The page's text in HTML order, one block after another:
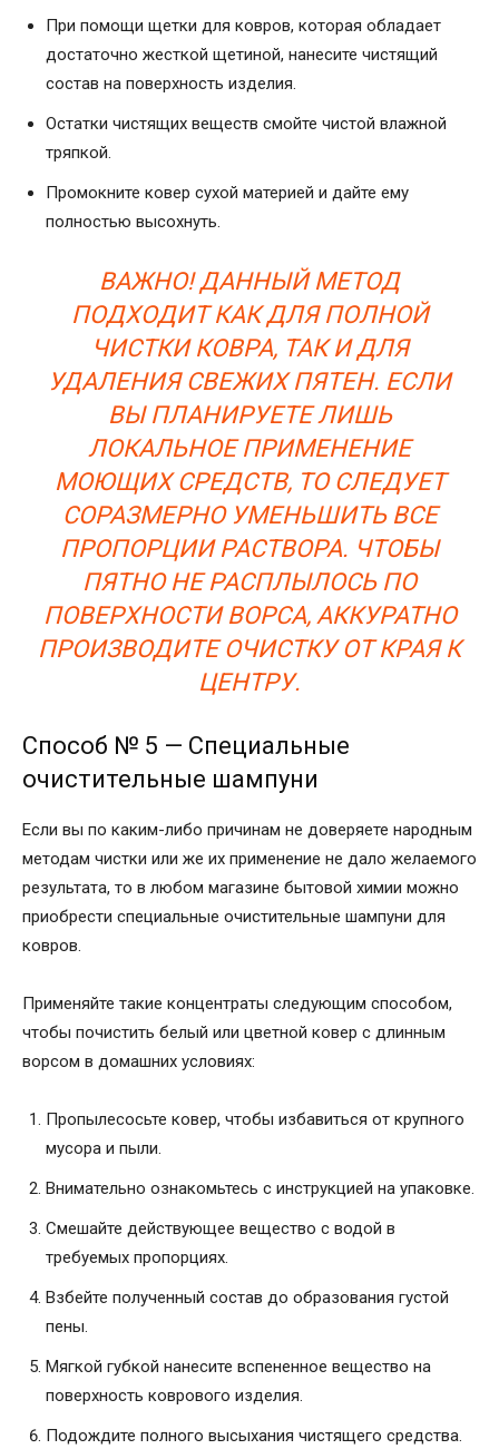
При помощи щетки для ковров, которая обладает
достаточно жесткой щетиной, нанесите чистящий
состав на поверхность изделия.
Остатки чистящих веществ смойте чистой влажной
тряпкой.
Промокните ковер сухой материей и дайте ему
полностью высохнуть.
ВАЖНО! ДАННЫЙ МЕТОД
ПОДХОДИТ КАК ДЛЯ ПОЛНОЙ
ЧИСТКИ КОВРА, ТАК И ДЛЯ
УДАЛЕНИЯ СВЕЖИХ ПЯТЕН. ЕСЛИ
ВЫ ПЛАНИРУЕТЕ ЛИШЬ
ЛОКАЛЬНОЕ ПРИМЕНЕНИЕ
МОЮЩИХ СРЕДСТВ, ТО СЛЕДУЕТ
СОРАЗМЕРНО УМЕНЬШИТЬ ВСЕ
ПРОПОРЦИИ РАСТВОРА. ЧТОБЫ
ПЯТНО НЕ РАСПЛЫЛОСЬ ПО
ПОВЕРХНОСТИ ВОРСА, АККУРАТНО
ПРОИЗВОДИТЕ ОЧИСТКУ ОТ КРАЯ К
ЦЕНТРУ.
Способ № 5 — Специальные
очистительные шампуни
Если вы по каким-либо причинам не доверяете народным
методам чистки или же их применение не дало желаемого
результата, то в любом магазине бытовой химии можно
приобрести специальные очистительные шампуни для
ковров.
Применяйте такие концентраты следующим способом,
чтобы почистить белый или цветной ковер с длинным
ворсом в домашних условиях:
Пропылесосьте ковер, чтобы избавиться от крупного
мусора и пыли.
Внимательно ознакомьтесь с инструкцией на упаковке.
Смешайте действующее вещество с водой в
требуемых пропорциях.
Взбейте полученный состав до образования густой
пены.
Мягкой губкой нанесите вспененное вещество на
поверхность коврового изделия.
Подождите полного высыхания чистящего средства.